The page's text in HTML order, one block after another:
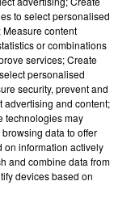
to select personalised
content
or combinations
services; Create
personalised
security, prevent and
advertising and content;
technologies may
data to offer
on information actively
and combine data from
devices based on